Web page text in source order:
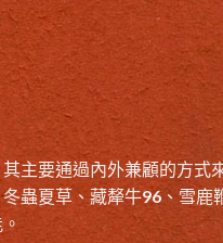
主要通過內外兼顧的方式
蟲夏草、藏犛牛96、雪鹿